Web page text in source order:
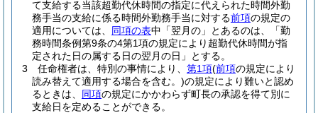
て支給する当該超勤代休時間の指定に代えられた時間外勤
務手当の支給に係る時間外勤務手当に対する前項の規定の
適用については、 同項の表中「翌月の」とあるのは、「勤
務時間条例第9条の4第1項の規定により超勤代休時間が指
定された日の属する日の翌月の日」とする。
3
任命権者は、特別の事情により、 第1項(前項の規定により
読み替えて適用する場合を含む。)の規定により難いと認め
るときは、 同項の規定にかかわらず町長の承認を得て別に
支給日を定めることができる。